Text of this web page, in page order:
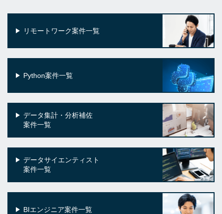
リモートワーク案件一覧
Python案件一覧
データ集計・分析補佐
案件一覧
データサイエンティスト
案件一覧
BIエンジニア案件一覧